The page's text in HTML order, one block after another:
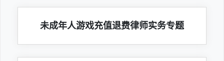
未成年人游戏充值退费律师实务专题